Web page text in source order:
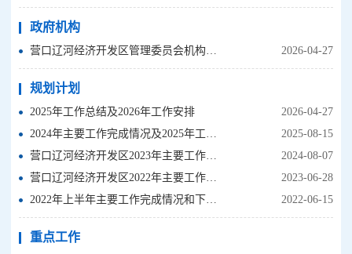
政府机构
营口辽河经济开发区管理委员会机构设置 2026-04-27
规划计划
2025年工作总结及2026年工作安排
2026-04-27
2024年主要工作完成情况及2025年工作安排
2025-08-15
营口辽河经济开发区2023年主要工作完成情况和2024年工作打算
2024-08-07
营口辽河经济开发区2022年主要工作完成情况和2023年工作打算
2023-06-28
2022年上半年主要工作完成情况和下半年工作打算
2022-06-15
重点工作